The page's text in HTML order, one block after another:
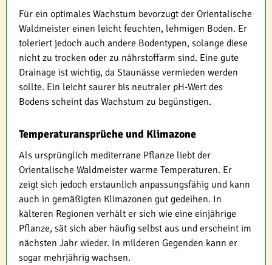
Für ein optimales Wachstum bevorzugt der Orientalische
Waldmeister einen leicht feuchten, lehmigen Boden. Er
toleriert jedoch auch andere Bodentypen, solange diese
nicht zu trocken oder zu nährstoffarm sind. Eine gute
Drainage ist wichtig, da Staunässe vermieden werden
sollte. Ein leicht saurer bis neutraler pH-Wert des
Bodens scheint das Wachstum zu begünstigen.
Temperaturansprüche und Klimazone
Als ursprünglich mediterrane Pflanze liebt der
Orientalische Waldmeister warme Temperaturen. Er
zeigt sich jedoch erstaunlich anpassungsfähig und kann
auch in gemäßigten Klimazonen gut gedeihen. In
kälteren Regionen verhält er sich wie eine einjährige
Pflanze, sät sich aber häufig selbst aus und erscheint im
nächsten Jahr wieder. In milderen Gegenden kann er
sogar mehrjährig wachsen.